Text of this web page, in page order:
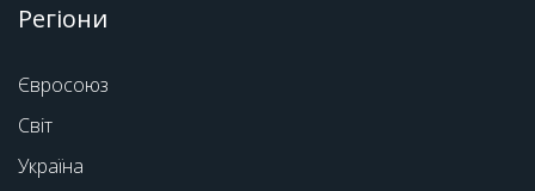
Регіони
Євросоюз
Світ
Україна